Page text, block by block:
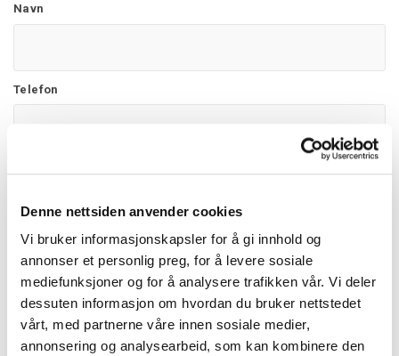
Denne nettsiden anvender cookies
Vi bruker informasjonskapsler for å gi innhold og
annonser et personlig preg, for å levere sosiale
mediefunksjoner og for å analysere trafikken vår. Vi deler
dessuten informasjon om hvordan du bruker nettstedet
vårt, med partnerne våre innen sosiale medier,
annonsering og analysearbeid, som kan kombinere den
Navn
Telefon